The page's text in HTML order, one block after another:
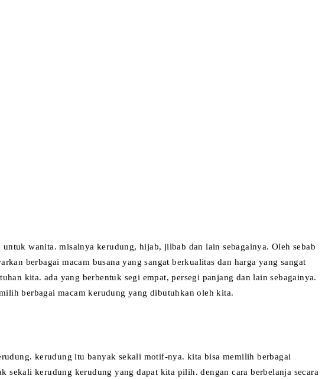
wanita. misalnya kerudung, hijab, jilbab dan lain sebagainya. Oleh sebab
berbagai macam busana yang sangat berkualitas dan harga yang sangat
kita. ada yang berbentuk segi empat, persegi panjang dan lain sebagainya.
berbagai macam kerudung yang dibutuhkan oleh kita.
kerudung itu banyak sekali motif-nya. kita bisa memilih berbagai
kerudung kerudung yang dapat kita pilih. dengan cara berbelanja secara